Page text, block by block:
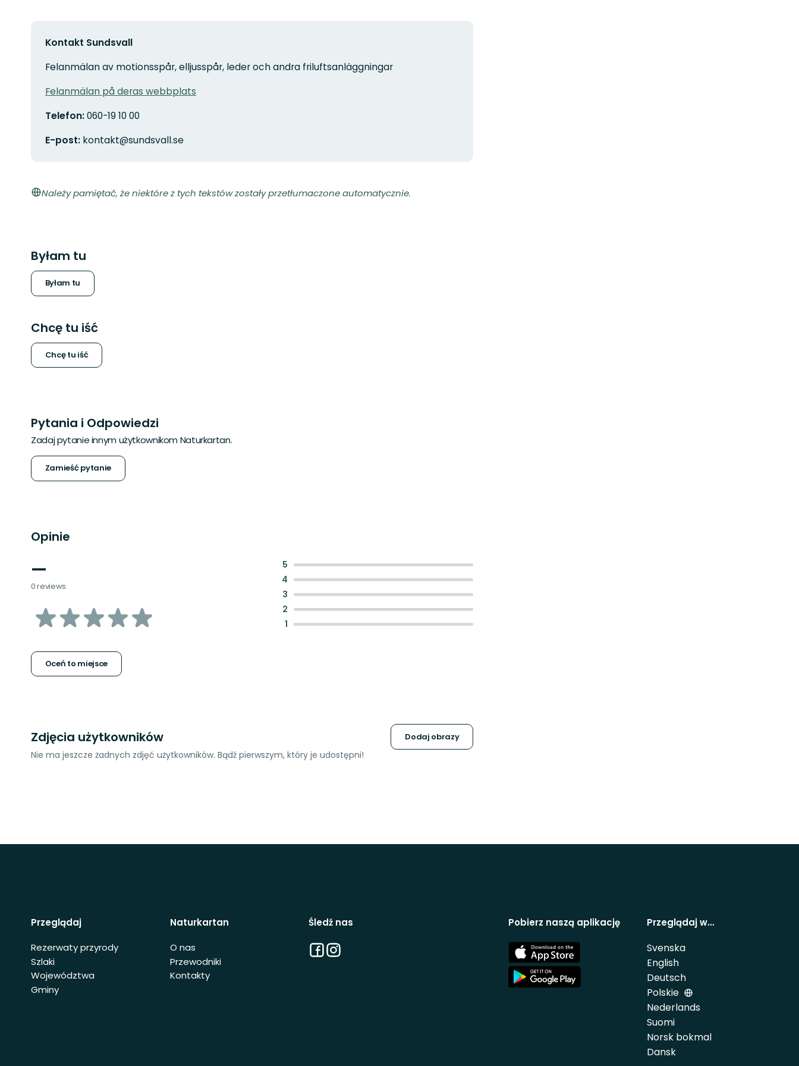
Kontakt Sundsvall
Felanmälan av motionsspår, elljusspår, leder och andra friluftsanläggningar
Felanmälan på deras webbplats
Telefon:060-19 10 00
E-post: kontakt@sundsvall.se
Należy pamiętać, że niektóre z tych tekstów zostały przetłumaczone automatycznie.
Byłam tu
Byłam tu
Chcę tu iść
Chcę tu iść
Pytania i Odpowiedzi
Zadaj pytanie innym użytkownikom Naturkartan.
Zamieść pytanie
Opinie
—
0 reviews
z
gwiazdek
Oceń to miejsce
5
4
3
2
1
Zdjęcia użytkowników Dodaj obrazy
Nie ma jeszcze żadnych zdjęć użytkowników. Bądź pierwszym, który je udostępni!
Przeglądaj
Rezerwaty przyrody
Szlaki
Województwa
Gminy
Naturkartan
O nas
Przewodniki
Kontakty
Śledź nas
Facebook
Instagram
Pobierz naszą aplikację
App
Store
App
Store
Przeglądaj w…
Svenska
English
Deutsch
Polskie
Nederlands
Suomi
Norsk bokmal
Dansk